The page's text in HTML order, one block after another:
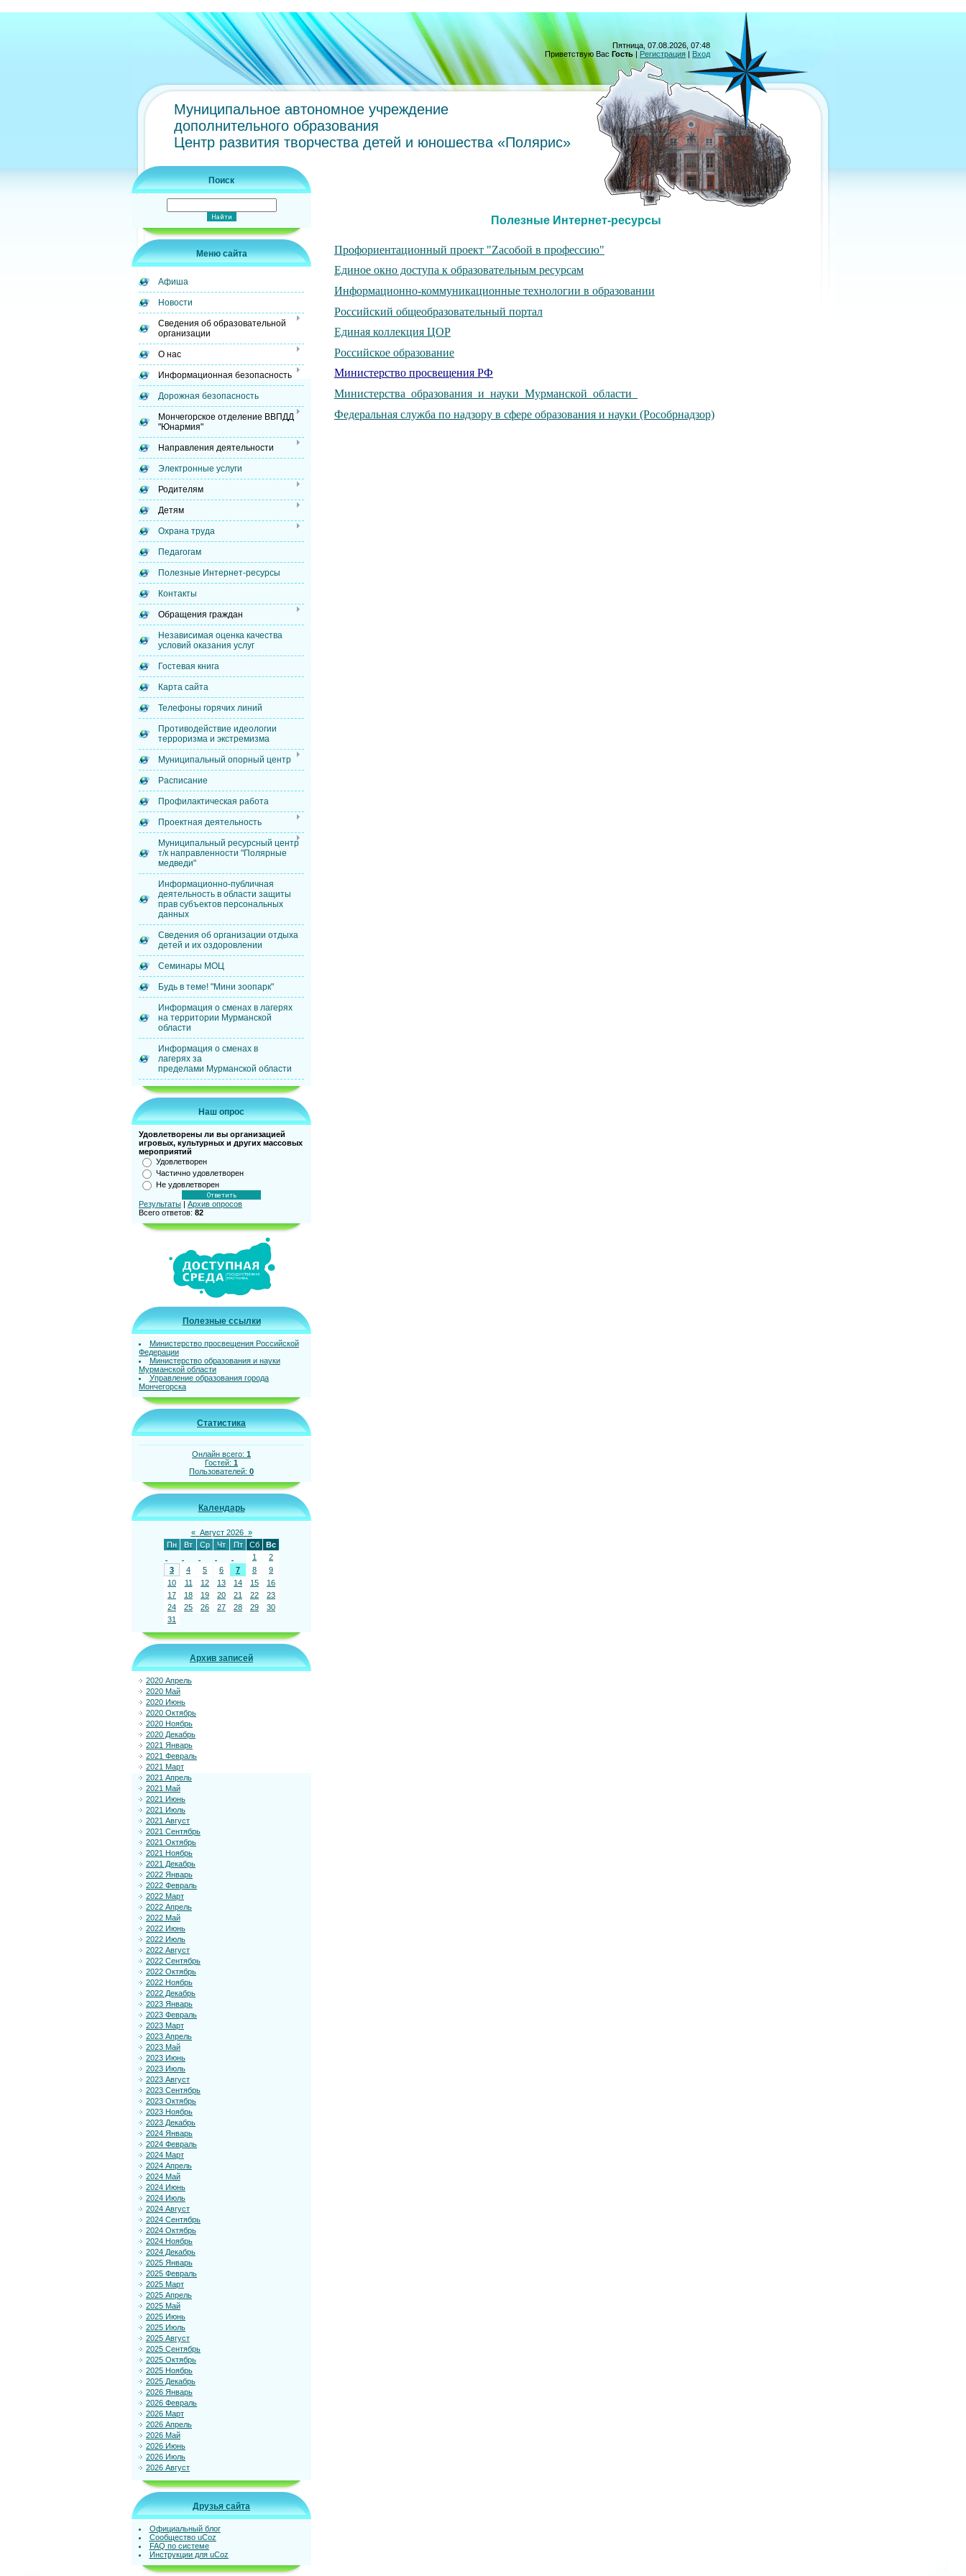
Пятница, 07.08.2026, 07:48
Приветствую Вас Гость | Регистрация| Вход
Муниципальное автономное учреждение
дополнительного образования
Центр развития творчества детей и юношества «Полярис»
Поиск
Меню сайта
Афиша
Новости
Сведения об образовательной
организации
О нас
Информационная безопасность
Дорожная безопасность
Мончегорское отделение ВВПДД
"Юнармия"
Направления деятельности
Электронные услуги
Родителям
Детям
Охрана труда
Педагогам
Полезные Интернет-ресурсы
Контакты
Обращения граждан
Независимая оценка качества
условий оказания услуг
Гостевая книга
Карта сайта
Телефоны горячих линий
Противодействие идеологии
терроризма и экстремизма
Муниципальный опорный центр
Расписание
Профилактическая работа
Проектная деятельность
Муниципальный ресурсный центр
т/к направленности "Полярные
медведи"
Информационно-публичная
деятельность в области защиты
прав субъектов персональных
данных
Сведения об организации отдыха
детей и их оздоровлении
Семинары МОЦ
Будь в теме! "Мини зоопарк"
Информация о сменах в лагерях
на территории Мурманской
области
Информация о сменах в
лагерях за
пределами Мурманской области
Наш опрос
Удовлетворены ли вы организацией
игровых, культурных и других массовых
мероприятий
Удовлетворен
Частично удовлетворен
Не удовлетворен
Результаты | Архив опросов
Всего ответов: 82
Полезные ссылки
Министерство просвещения Российской
Федерации
Министерство образования и науки
Мурманской области
Управление образования города
Мончегорска
Статистика
Онлайн всего: 1
Гостей: 1
Пользователей: 0
Календарь
« Август 2026 »
Пн
Вт Ср Чт Пт Сб
Вс
1
2
3
4 5 6 7 8
9
10
11 12 13 14 15
16
17
18 19 20 21 22
23
24
25 26 27 28 29
30
31
Архив записей
2020 Апрель
2020 Май
2020 Июнь
2020 Октябрь
2020 Ноябрь
2020 Декабрь
2021 Январь
2021 Февраль
2021 Март
2021 Апрель
2021 Май
2021 Июнь
2021 Июль
2021 Август
2021 Сентябрь
2021 Октябрь
2021 Ноябрь
2021 Декабрь
2022 Январь
2022 Февраль
2022 Март
2022 Апрель
2022 Май
2022 Июнь
2022 Июль
2022 Август
2022 Сентябрь
2022 Октябрь
2022 Ноябрь
2022 Декабрь
2023 Январь
2023 Февраль
2023 Март
2023 Апрель
2023 Май
2023 Июнь
2023 Июль
2023 Август
2023 Сентябрь
2023 Октябрь
2023 Ноябрь
2023 Декабрь
2024 Январь
2024 Февраль
2024 Март
2024 Апрель
2024 Май
2024 Июнь
2024 Июль
2024 Август
2024 Сентябрь
2024 Октябрь
2024 Ноябрь
2024 Декабрь
2025 Январь
2025 Февраль
2025 Март
2025 Апрель
2025 Май
2025 Июнь
2025 Июль
2025 Август
2025 Сентябрь
2025 Октябрь
2025 Ноябрь
2025 Декабрь
2026 Январь
2026 Февраль
2026 Март
2026 Апрель
2026 Май
2026 Июнь
2026 Июль
2026 Август
Друзья сайта
Официальный блог
Сообщество uCoz
FAQ по системе
Инструкции для uCoz
Полезные Интернет-ресурсы
Профориентационный проект "Zасобой в профессию"
Единое окно доступа к образовательным ресурсам
Информационно-коммуникационные технологии в образовании
Российский общеобразовательный портал
Единая коллекция ЦОР
Российское образование
Министерство просвещения РФ
Министерства образования и науки Мурманской области
Федеральная служба по надзору в сфере образования и науки (Рособрнадзор)